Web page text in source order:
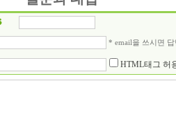
* email을 쓰시면 답
HTML태그 허